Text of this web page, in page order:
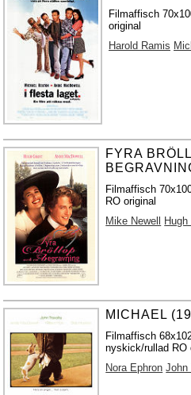
Filmaffisch
original
Harold Ramis
FYRA
Filmaffisch
RO original
Mike Newell
MICHAEL
Filmaffisch
nyskick/rullad RO
Nora Ephron John